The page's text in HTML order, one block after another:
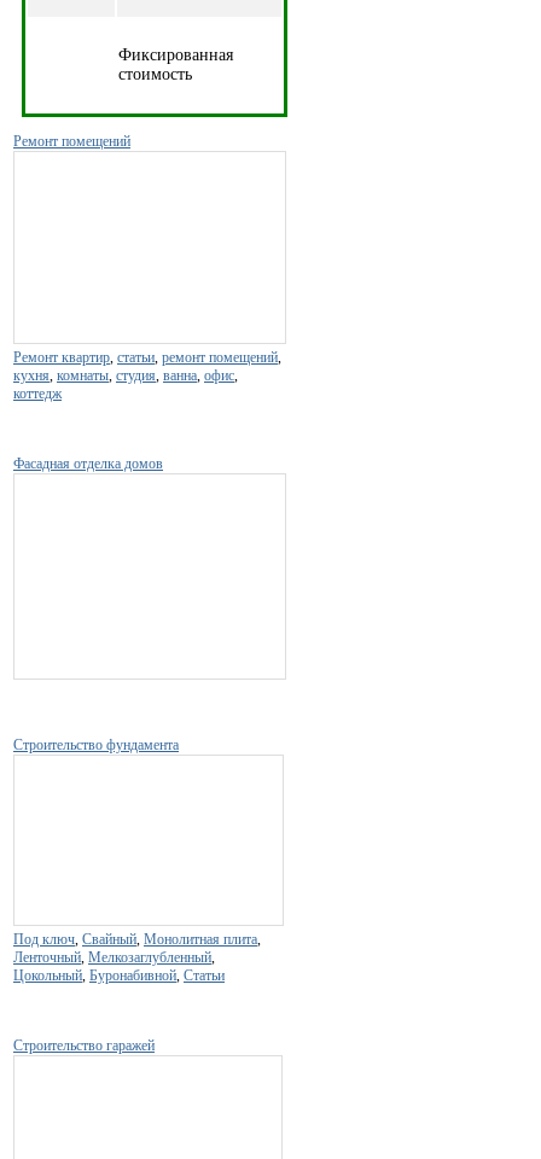
Фиксированная
стоимость
Ремонт помещений
Ремонт квартир статьи ремонт помещений
кухня комнаты студия ванна офис
коттедж
Фасадная отделка домов
Строительство фундамента
Под ключ Свайный Монолитная плита
Ленточный Мелкозаглубленный
Цокольный Буронабивной Статьи
Строительство гаражей